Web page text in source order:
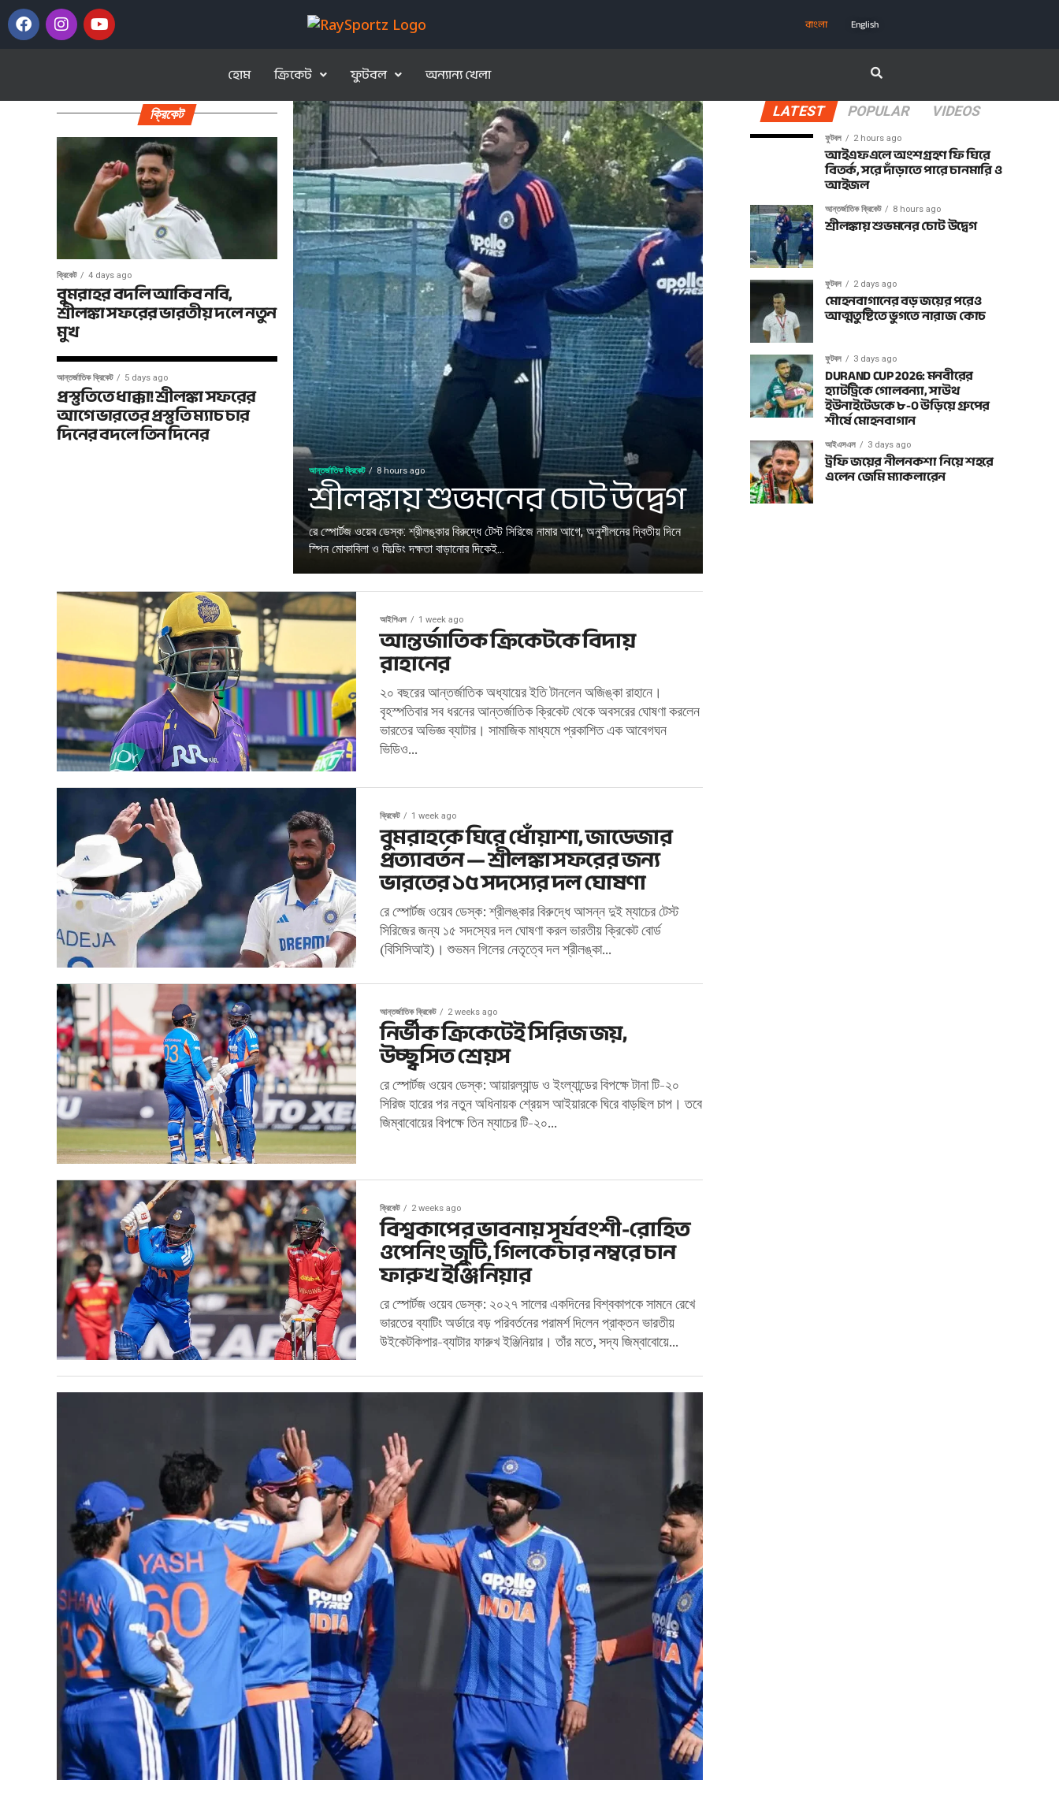
বাংলা English
হোম ক্রিকেট ফুটবল অন্যান্য খেলা
আন্তর্জাতিক ক্রিকেট 8 hours ago
শ্রীলঙ্কায় শুভমনের চোট উদ্বেগ
রে স্পোর্টজ ওয়েব ডেস্ক: শ্রীলঙ্কার বিরুদ্ধে টেস্ট সিরিজে নামার আগে, অনুশীলনের দ্বিতীয় দিনে
স্পিন মোকাবিলা ও ফিল্ডিং দক্ষতা বাড়ানোর দিকেই...
ক্রিকেট
ক্রিকেট 4 days ago
বুমরাহর বদলি আকিব নবি,
শ্রীলঙ্কা সফরের ভারতীয় দলে নতুন
মুখ
আন্তর্জাতিক ক্রিকেট 5 days ago
প্রস্তুতিতে ধাক্কা! শ্রীলঙ্কা সফরের
আগে ভারতের প্রস্তুতি ম্যাচ চার
দিনের বদলে তিন দিনের
আইপিএল 1 week ago
আন্তর্জাতিক ক্রিকেটকে বিদায়
রাহানের
২০ বছরের আন্তর্জাতিক অধ্যায়ের ইতি টানলেন অজিঙ্কা রাহানে।
বৃহস্পতিবার সব ধরনের আন্তর্জাতিক ক্রিকেট থেকে অবসরের ঘোষণা করলেন
ভারতের অভিজ্ঞ ব্যাটার। সামাজিক মাধ্যমে প্রকাশিত এক আবেগঘন
ভিডিও...
ক্রিকেট 1 week ago
বুমরাহকে ঘিরে ধোঁয়াশা, জাডেজার
প্রত্যাবর্তন — শ্রীলঙ্কা সফরের জন্য
ভারতের ১৫ সদস্যের দল ঘোষণা
রে স্পোর্টজ ওয়েব ডেস্ক: শ্রীলঙ্কার বিরুদ্ধে আসন্ন দুই ম্যাচের টেস্ট
সিরিজের জন্য ১৫ সদস্যের দল ঘোষণা করল ভারতীয় ক্রিকেট বোর্ড
(বিসিসিআই)। শুভমন গিলের নেতৃত্বে দল শ্রীলঙ্কা...
আন্তর্জাতিক ক্রিকেট 2 weeks ago
নির্ভীক ক্রিকেটেই সিরিজ জয়,
উচ্ছ্বসিত শ্রেয়স
রে স্পোর্টজ ওয়েব ডেস্ক: আয়ারল্যান্ড ও ইংল্যান্ডের বিপক্ষে টানা টি-২০
সিরিজ হারের পর নতুন অধিনায়ক শ্রেয়স আইয়ারকে ঘিরে বাড়ছিল চাপ। তবে
জিম্বাবোয়ের বিপক্ষে তিন ম্যাচের টি-২০...
ক্রিকেট 2 weeks ago
বিশ্বকাপের ভাবনায় সূর্যবংশী-রোহিত
ওপেনিং জুটি, গিলকে চার নম্বরে চান
ফারুখ ইঞ্জিনিয়ার
রে স্পোর্টজ ওয়েব ডেস্ক: ২০২৭ সালের একদিনের বিশ্বকাপকে সামনে রেখে
ভারতের ব্যাটিং অর্ডারে বড় পরিবর্তনের পরামর্শ দিলেন প্রাক্তন ভারতীয়
উইকেটকিপার-ব্যাটার ফারুখ ইঞ্জিনিয়ার। তাঁর মতে, সদ্য জিম্বাবোয়ে...
LATEST POPULAR VIDEOS
ফুটবল 2 hours ago
আইএফএলে অংশগ্রহণ ফি ঘিরে
বিতর্ক, সরে দাঁড়াতে পারে চানমারি ও
আইজল
আন্তর্জাতিক ক্রিকেট 8 hours ago
শ্রীলঙ্কায় শুভমনের চোট উদ্বেগ
ফুটবল 2 days ago
মোহনবাগানের বড় জয়ের পরেও
আত্মতুষ্টিতে ভুগতে নারাজ কোচ
ফুটবল 3 days ago
DURAND CUP 2026: মনবীরের
হ্যাটট্রিকে গোলবন্যা, সাউথ
ইউনাইটেডকে ৮-০ উড়িয়ে গ্রুপের
শীর্ষে মোহনবাগান
আইএসএল 3 days ago
ট্রফি জয়ের নীলনকশা নিয়ে শহরে
এলেন জেমি ম্যাকলারেন